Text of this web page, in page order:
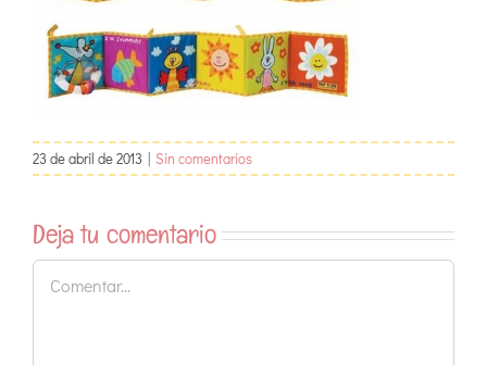
23 de abril de 2013 | Sin comentarios
Deja tu comentario
Comentar